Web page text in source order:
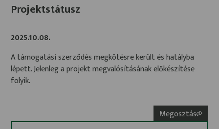
Projektstátusz
2025.10.08.
A támogatási szerződés megkötésre került és hatályba
lépett. Jelenleg a projekt megvalósításának előkészítése
folyik.
Megosztás